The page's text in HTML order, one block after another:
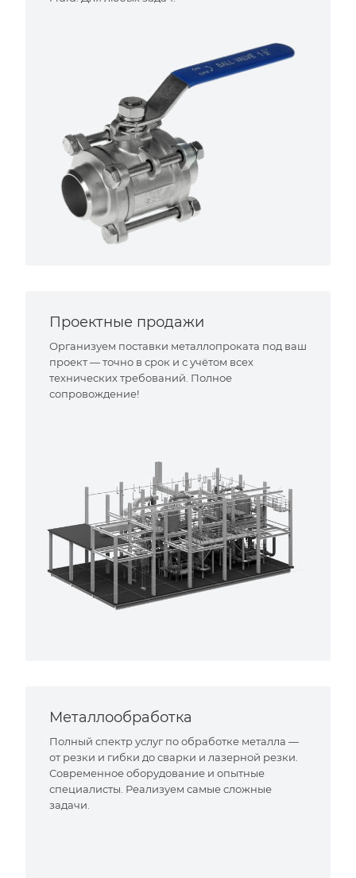
Проектные продажи
Организуем поставки металлопроката под ваш
проект — точно в срок и с учётом всех
технических требований. Полное
сопровождение!
Металлообработка
Полный спектр услуг по обработке металла —
от резки и гибки до сварки и лазерной резки.
Современное оборудование и опытные
специалисты. Реализуем самые сложные
задачи.